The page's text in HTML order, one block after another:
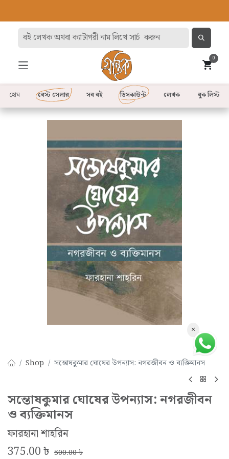
0
হোম বেস্ট সেলার সব বই লেখক
ডিসকাউন্ট বুক লিস্ট
Shop সন্তোষকুমার ঘোষের উপন্যাস: নগরজীবন ও ব্যক্তিমানস
সন্তোষকুমার ঘোষের উপন্যাস: নগরজীবন
ও ব্যক্তিমানস
ফারহানা শাহরিন
375.00৳ 500.00৳
×